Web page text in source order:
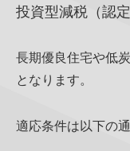
投資型減税（認
長期優良住宅や低
となります。
適応条件は以下の通